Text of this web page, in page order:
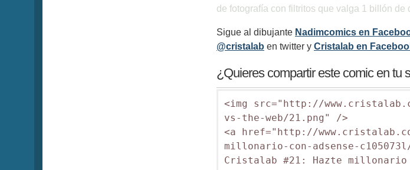
de fotografía con filtritos que valga 1 billón de
Sigue al dibujante Nadimcomics en
@cristalab en twitter y Cristalab en
¿Quieres compartir este comic en tu
<img src="http://
vs-the-web/21.png" />
<a href="http://
millonario-con-adsense-
Cristalab #21: Hazte millonario